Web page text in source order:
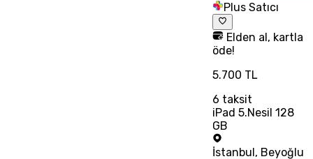
Plus Satıcı
Elden al, kartla
öde!
5.700 TL
6 taksit
iPad 5.Nesil 128
GB
İstanbul, Beyoğlu